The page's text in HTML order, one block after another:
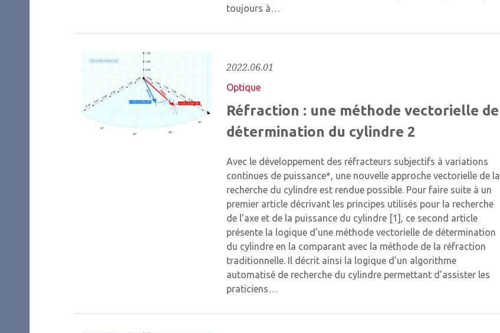
toujours à…
2022.06.01
Optique
Réfraction : une méthode vectorielle de
détermination du cylindre 2
Avec le développement des réfracteurs subjectifs à variations
continues de puissance*, une nouvelle approche vectorielle de la
recherche du cylindre est rendue possible. Pour faire suite à un
premier article décrivant les principes utilisés pour la recherche
de l’axe et de la puissance du cylindre [1], ce second article
présente la logique d’une méthode vectorielle de détermination
du cylindre en la comparant avec la méthode de la réfraction
traditionnelle. Il décrit ainsi la logique d’un algorithme
automatisé de ­recherche du cylindre permettant d’assister les
praticiens…